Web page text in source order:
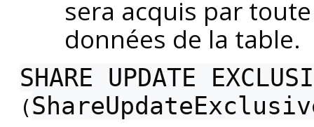
sera acquis par
données de la table.
SHARE UPDATE
(